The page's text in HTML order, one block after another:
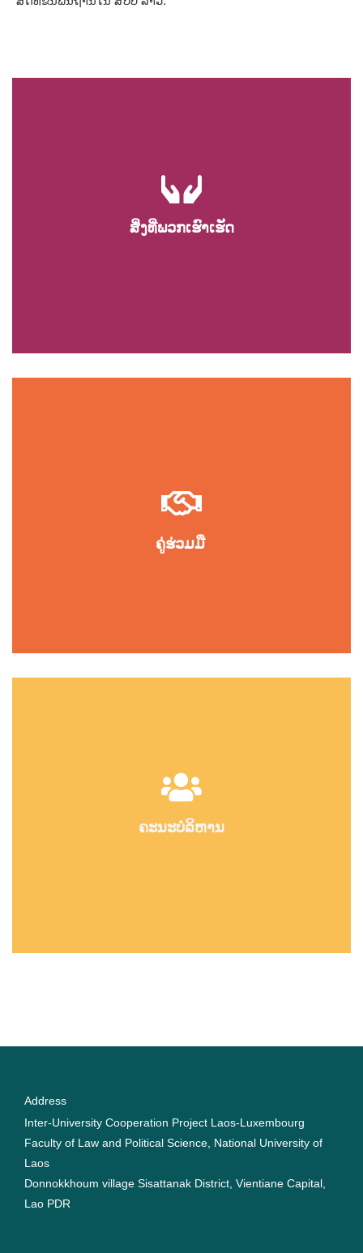
ສິ່ງທີ່ພວກເຮົາເຮັດ
ຄູ່ຮ່ວມມື
ຄະນະບໍລິຫານ
Address
Inter-University Cooperation Project Laos-Luxembourg
Faculty of Law and Political Science, National University of
Laos
Donnokkhoum village Sisattanak District, Vientiane Capital,
Lao PDR